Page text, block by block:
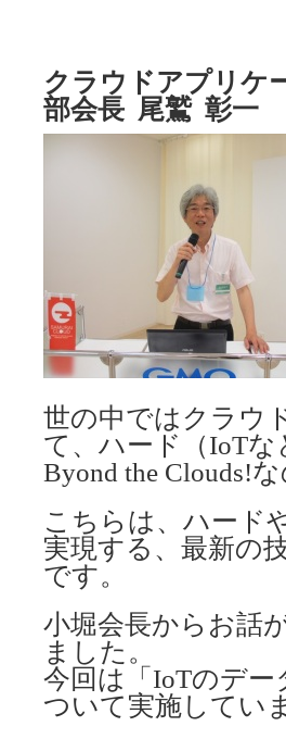
クラウドアプリケ
部会長 尾鷲 彰一
世の中ではクラウ
て、ハード（IoT
Byond the Clouds!
こちらは、ハード
実現する、最新の
です。
小堀会長からお話
ました。
今回は「IoTのデ
ついて実施してい